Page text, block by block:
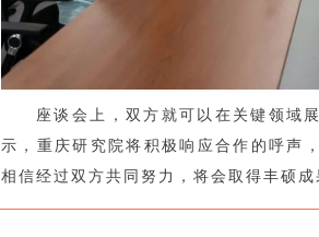
座谈会上，双方就可以在关键领域
示，重庆研究院将积极响应合作的呼声
相信经过双方共同努力，将会取得丰硕